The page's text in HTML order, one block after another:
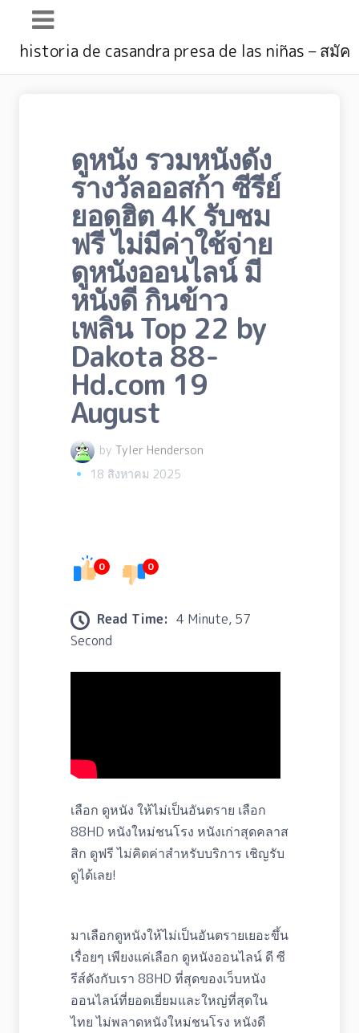
Main
Navigation
historia de casandra presa de las niñas – ส
ดูหนัง รวมหนังดัง
รางวัลออสก้า ซีรีย์
ยอดฮิต 4K รับชม
ฟรี ไม่มีค่าใช้จ่าย
ดูหนังออนไลน์ มี
หนังดี กินข้าว
เพลิน Top 22 by
Dakota 88-
Hd.com 19
August
by Tyler Henderson
18 สิงหาคม 2025
0 0
Read Time: 4 Minute, 57
Second
เลือก ดูหนัง ให้ไม่เป็นอันตราย เลือก
88HD หนังใหม่ชนโรง หนังเก่าสุดคลาส
สิก ดูฟรี ไม่คิดค่าสำหรับบริการ เชิญรับ
ดูได้เลย!
มาเลือกดูหนังให้ไม่เป็นอันตรายเยอะขึ้น
เรื่อยๆ เพียงแค่เลือก ดูหนังออนไลน์ ดี ซี
รีส์ดังกับเรา 88HD ที่สุดของเว็บหนัง
ออนไลน์ที่ยอดเยี่ยมและใหญ่ที่สุดใน
ไทย ไม่พลาดหนังใหม่ชนโรง หนังดี